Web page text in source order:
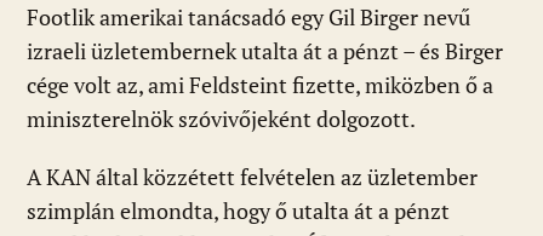
Footlik amerikai tanácsadó egy Gil Birger nevű
izraeli üzletembernek utalta át a pénzt – és Birger
cége volt az, ami Feldsteint fizette, miközben ő a
miniszterelnök szóvivőjeként dolgozott.
A KAN által közzétett felvételen az üzletember
szimplán elmondta, hogy ő utalta át a pénzt